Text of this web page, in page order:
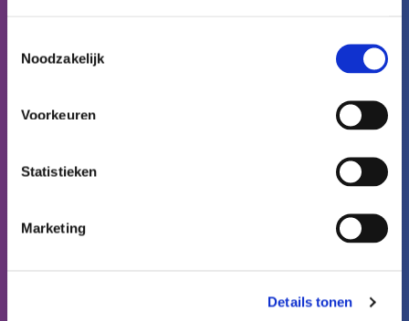
Noodzakelijk
Voorkeuren
Statistieken
Marketing
Details tonen
Reconcept voor nieuwe medewerkers
Over Reconcept
Meer informatie
Kenniscentrum